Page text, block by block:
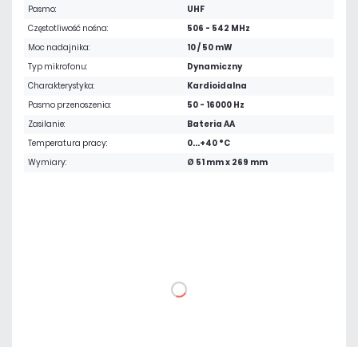
Pasmo:
UHF
Częstotliwość nośna:
506 - 542 MHz
Moc nadajnika:
10 / 50 mW
Typ mikrofonu:
Dynamiczny
Charakterystyka:
Kardioidalna
Pasmo przenoszenia:
50 - 16000 Hz
Zasilanie:
Bateria AA
Temperatura pracy:
0...+40 °C
Wymiary:
Ø 51 mm x 269 mm
DO KOSZYKA